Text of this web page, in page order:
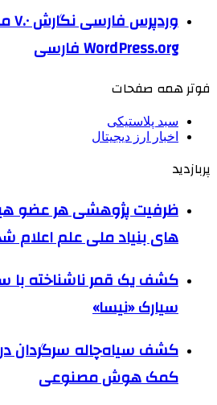
WordPress.org فارسی
فوتر همه صفحات
سبد پلاستیکی
اخبار ارز دیجیتال
پربازدید
ظرفیت پژوهشی هر عضو
های بنیاد ملی علم اعلام
کشف یک قمر ناشناخته با
سیارک «نیسا»
کشف سیاه‌چاله سرگردان
کمک هوش مصنوعی